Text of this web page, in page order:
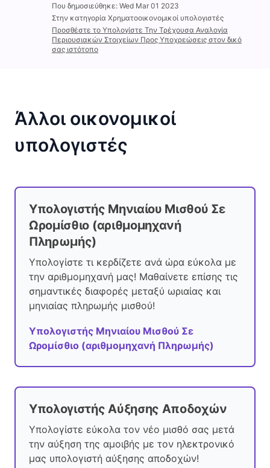
Που δημοσιεύθηκε: Wed Mar 01 2023
Στην κατηγορία Χρηματοοικονομικοί υπολογιστές
Προσθέστε το Υπολογίστε Την Τρέχουσα Αναλογία
Περιουσιακών Στοιχείων Προς Υποχρεώσεις στον δικό
σας ιστότοπο
Άλλοι οικονομικοί
υπολογιστές
Υπολογιστής Μηνιαίου Μισθού Σε
Ωρομίσθιο (αριθμομηχανή
Πληρωμής)
Υπολογίστε τι κερδίζετε ανά ώρα εύκολα με
την αριθμομηχανή μας! Μαθαίνετε επίσης τις
σημαντικές διαφορές μεταξύ ωριαίας και
μηνιαίας πληρωμής μισθού!
Υπολογιστής Μηνιαίου Μισθού Σε
Ωρομίσθιο (αριθμομηχανή Πληρωμής)
Υπολογιστής Αύξησης Αποδοχών
Υπολογίστε εύκολα τον νέο μισθό σας μετά
την αύξηση της αμοιβής με τον ηλεκτρονικό
μας υπολογιστή αύξησης αποδοχών!